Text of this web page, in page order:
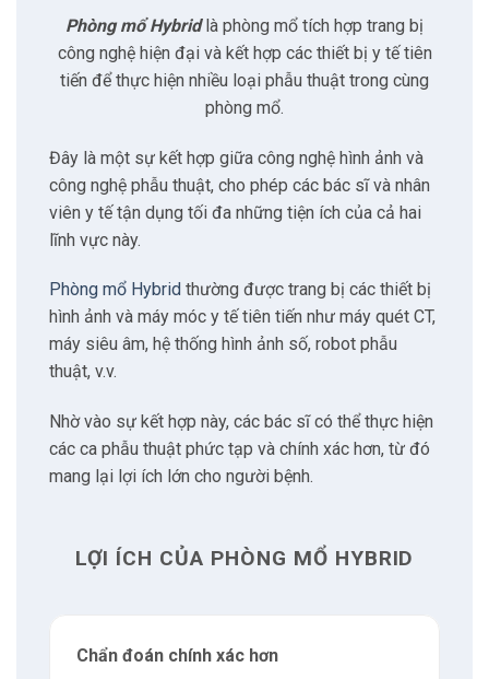
Khả năng điều trị đa phương diện
Kết quả phẫu thuật tốt hơn
3 Thiết bị sử dụng trong phòng mổ
3.2 Thiết bị phẫu thuật Robot
3.3 Thiết bị theo dõi sinh tồn
3.4 Thiết bị quang học tiên tiến
3.5 Thiết bị hình ảnh 3D
4.1 Trí tuệ nhân tạo (AI)
Phòng mổ Hybridlà phòng mổ tích hợp trang bị
công nghệ hiện đại và kết hợp các thiết bị y tế tiên
tiến để thực hiện nhiều loại phẫu thuật trong cùng
phòng mổ.
Đây là một sự kết hợp giữa công nghệ hình ảnh và
công nghệ phẫu thuật, cho phép các bác sĩ và nhân
viên y tế tận dụng tối đa những tiện ích của cả hai
lĩnh vực này.
Phòng mổ Hybrid thường được trang bị các thiết bị
hình ảnh và máy móc y tế tiên tiến như máy quét CT,
máy siêu âm, hệ thống hình ảnh số, robot phẫu
thuật, v.v.
Nhờ vào sự kết hợp này, các bác sĩ có thể thực hiện
các ca phẫu thuật phức tạp và chính xác hơn, từ đó
mang lại lợi ích lớn cho người bệnh.
LỢI ÍCH CỦA PHÒNG MỔ HYBRID
Chẩn đoán chính xác hơn